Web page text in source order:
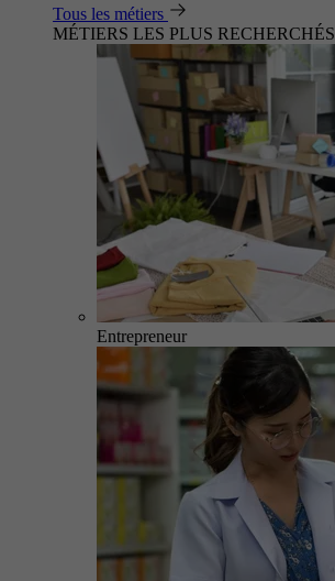
Tous les métiers
MÉTIERS LES PLUS RECHERCHÉS
Entrepreneur